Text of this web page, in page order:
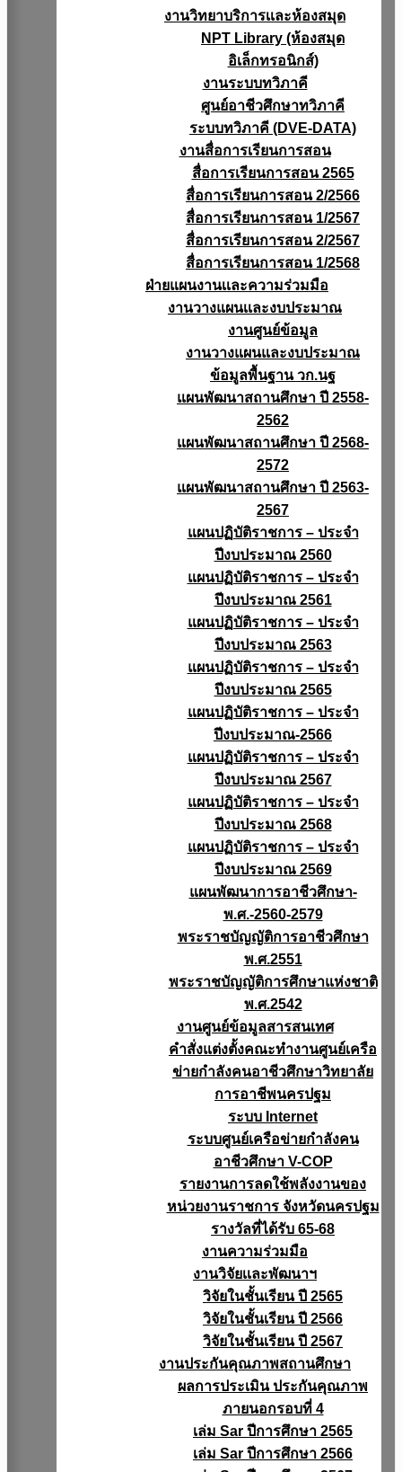
งานวิทยาบริการเเละห้องสมุด
NPT Library (ห้องสมุด
อิเล็กทรอนิกส์)
งานระบบทวิภาคี
ศูนย์อาชีวศึกษาทวิภาคี
ระบบทวิภาคี (DVE-DATA)
งานสื่อการเรียนการสอน
สื่อการเรียนการสอน 2565
สื่อการเรียนการสอน 2/2566
สื่อการเรียนการสอน 1/2567
สื่อการเรียนการสอน 2/2567
สื่อการเรียนการสอน 1/2568
ฝ่ายแผนงานเเละความร่วมมือ
งานวางแผนเเละงบประมาณ
งานศูนย์ข้อมูล
งานวางแผนและงบประมาณ
ข้อมูลพื้นฐาน วก.นฐ
แผนพัฒนาสถานศึกษา ปี 2558-
2562
แผนพัฒนาสถานศึกษา ปี 2568-
2572
แผนพัฒนาสถานศึกษา ปี 2563-
2567
แผนปฏิบัติราชการ – ประจำ
ปีงบประมาณ 2560
แผนปฏิบัติราชการ – ประจำ
ปีงบประมาณ 2561
แผนปฏิบัติราชการ – ประจำ
ปีงบประมาณ 2563
แผนปฏิบัติราชการ – ประจำ
ปีงบประมาณ 2565
แผนปฏิบัติราชการ – ประจำ
ปีงบประมาณ-2566
แผนปฏิบัติราชการ – ประจำ
ปีงบประมาณ 2567
แผนปฏิบัติราชการ – ประจำ
ปีงบประมาณ 2568
แผนปฏิบัติราชการ – ประจำ
ปีงบประมาณ 2569
แผนพัฒนาการอาชีวศึกษา-
พ.ศ.-2560-2579
พระราชบัญญัติการอาชีวศึกษา
พ.ศ.2551
พระราชบัญญัติการศึกษาแห่งชาติ
พ.ศ.2542
งานศูนย์ข้อมูลสารสนเทศ
คำสั่งแต่งตั้งคณะทำงานศูนย์เครือ
ข่ายกำลังคนอาชีวศึกษาวิทยาลัย
การอาชีพนครปฐม
ระบบ Internet
ระบบศูนย์เครือข่ายกำลังคน
อาชีวศึกษา V-COP
รายงานการลดใช้พลังงานของ
หน่วยงานราชการ จังหวัดนครปฐม
รางวัลที่ได้รับ 65-68
งานความร่วมมือ
งานวิจัยเเละพัฒนาฯ
วิจัยในชั้นเรียน ปี 2565
วิจัยในชั้นเรียน ปี 2566
วิจัยในชั้นเรียน ปี 2567
งานประกันคุณภาพสถานศึกษา
ผลการประเมิน ประกันคุณภาพ
ภายนอกรอบที่ 4
เล่ม Sar ปีการศึกษา 2565
เล่ม Sar ปีการศึกษา 2566